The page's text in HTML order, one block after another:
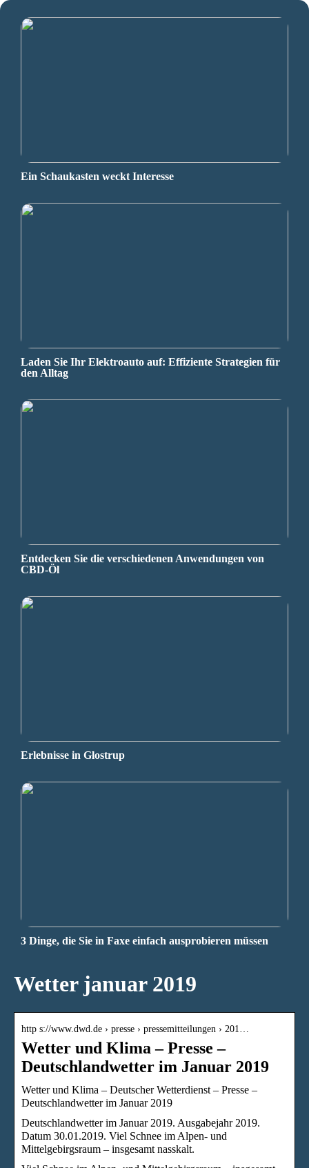
Ein Schaukasten weckt Interesse
Laden Sie Ihr Elektroauto auf: Effiziente Strategien für
den Alltag
Entdecken Sie die verschiedenen Anwendungen von
CBD-Öl
Erlebnisse in Glostrup
3 Dinge, die Sie in Faxe einfach ausprobieren müssen
Wetter januar 2019
http s://www.dwd.de › presse › pressemitteilungen › 201…
Wetter und Klima – Presse –
Deutschlandwetter im Januar 2019
Wetter und Klima – Deutscher Wetterdienst – Presse –
Deutschlandwetter im Januar 2019
Deutschlandwetter im Januar 2019. Ausgabejahr 2019.
Datum 30.01.2019. Viel Schnee im Alpen- und
Mittelgebirgsraum – insgesamt nasskalt.